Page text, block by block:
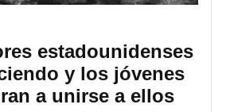
estadounidenses
y los jóvenes
a unirse a ellos